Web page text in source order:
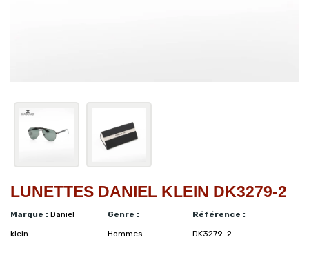
LUNETTES DANIEL KLEIN DK3279-2
Marque : Daniel
klein
Genre :
Hommes
Référence :
DK3279-2